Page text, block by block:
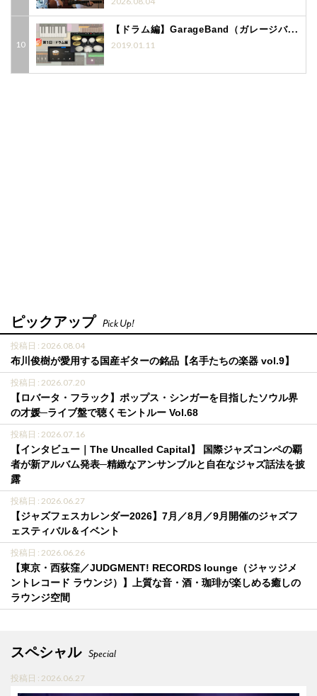
【ドラム編】GarageBand（ガレージバ...
2019.01.11
ピックアップ Pick Up!
投稿日 : 2026.08.04
布川俊樹が愛用する国産ギターの銘品【名手たちの楽器 vol.9】
投稿日 : 2026.07.20
【ロバータ・フラック】ポップス・シンガーを目指したソウル界
の才媛─ライブ盤で聴くモントルー Vol.68
投稿日 : 2026.07.16
【インタビュー｜The Uncalled Capital】 国際ジャズコンペの覇
者が新アルバム発表─精緻なアンサンブルと自在なジャズ話法を披
露
投稿日 : 2026.06.27
【ジャズフェスカレンダー2026】7月／8月／9月開催のジャズフ
ェスティバル＆イベント
投稿日 : 2026.06.26
【東京・西荻窪／JUDGMENT! RECORDS lounge（ジャッジメ
ントレコード ラウンジ）】上質な音・酒・珈琲が楽しめる癒しの
ラウンジ空間
スペシャル Special
投稿日 : 2026.06.27